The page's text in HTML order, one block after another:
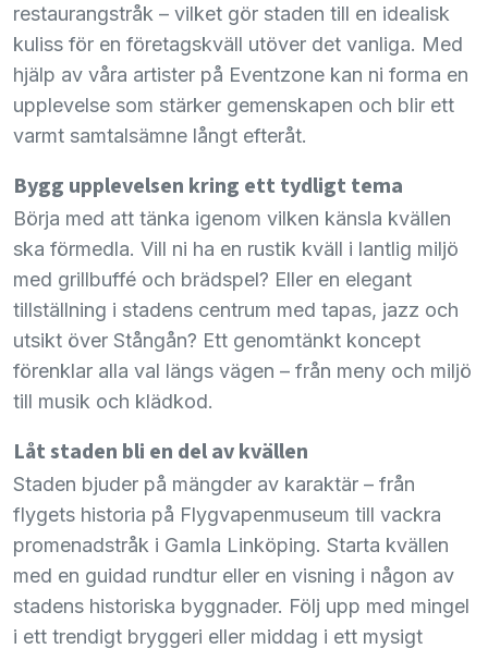
restaurangstråk – vilket gör staden till en idealisk
kuliss för en företagskväll utöver det vanliga. Med
hjälp av våra artister på Eventzone kan ni forma en
upplevelse som stärker gemenskapen och blir ett
varmt samtalsämne långt efteråt.
Bygg upplevelsen kring ett tydligt tema
Börja med att tänka igenom vilken känsla kvällen
ska förmedla. Vill ni ha en rustik kväll i lantlig miljö
med grillbuffé och brädspel? Eller en elegant
tillställning i stadens centrum med tapas, jazz och
utsikt över Stångån? Ett genomtänkt koncept
förenklar alla val längs vägen – från meny och miljö
till musik och klädkod.
Låt staden bli en del av kvällen
Staden bjuder på mängder av karaktär – från
flygets historia på Flygvapenmuseum till vackra
promenadstråk i Gamla Linköping. Starta kvällen
med en guidad rundtur eller en visning i någon av
stadens historiska byggnader. Följ upp med mingel
i ett trendigt bryggeri eller middag i ett mysigt